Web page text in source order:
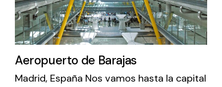
Aeropuerto de Barajas
Madrid, España Nos vamos hasta la capital